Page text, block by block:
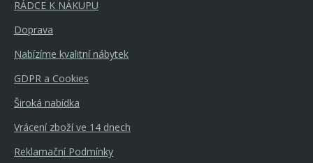
RÁDCE K NÁKUPU
Doprava
Nabízíme kvalitní nábytek
GDPR a Cookies
Široká nabídka
Vrácení zboží ve 14 dnech
Reklamační Podmínky